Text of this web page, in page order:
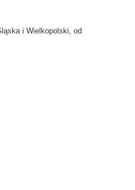
i Wielkopolski, od